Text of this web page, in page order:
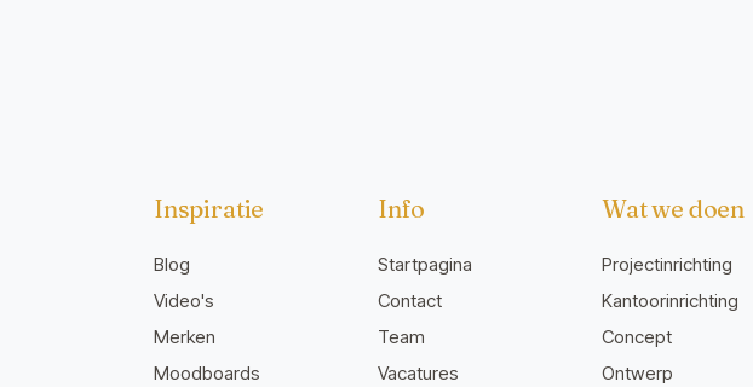
Inspiratie
Blog
Video's
Merken
Moodboards
Info
Startpagina
Contact
Team
Vacatures
Wat we doen
Projectinrichting
Kantoorinrichting
Concept
Ontwerp